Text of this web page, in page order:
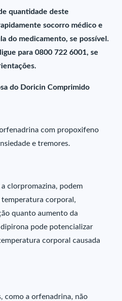
quantidade deste
socorro médico e
do medicamento, se possível.
para 0800 722 6001, se
do Doricin Comprimido
com propoxifeno
e tremores.
clorpromazina, podem
corporal,
quanto aumento da
pode potencializar
corporal causada
como a orfenadrina, não